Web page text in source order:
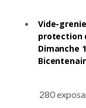
Vide-
protection
Dimanche
280